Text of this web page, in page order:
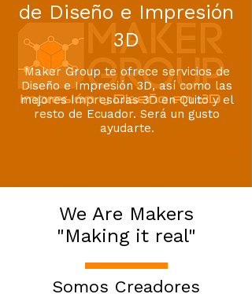
de Diseño e Impresión
3D
Maker Group te ofrece servicios de
Diseño e Impresión 3D, así como las
mejores Impresoras 3D en Quito y el
resto de Ecuador. Será un gusto
ayudarte.
We Are Makers
"Making it real"
Somos Creadores